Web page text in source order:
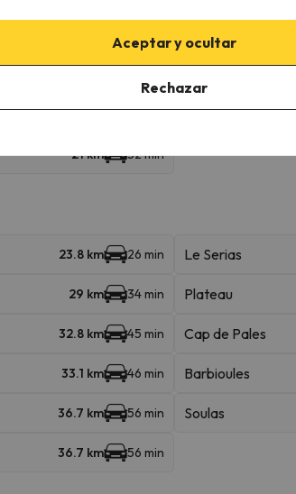
19.9 km 28 min remonte 4
21 km 32 min
23.8 km 26 min Le Serias
29 km 34 min Plateau
32.8 km 45 min Cap de Pales
33.1 km 46 min Barbioules
36.7 km 56 min Soulas
36.7 km 56 min
Aceptar y ocultar
Rechazar